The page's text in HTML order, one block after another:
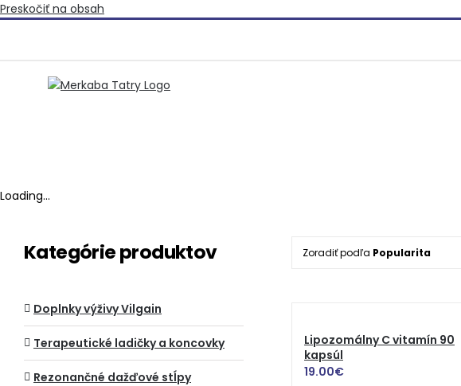
Preskočiť na obsah
Loading...
Zoradiť podľa Popularita
Lipozomálny C vitamín 90
kapsúl
19.00€
Kategórie produktov
Doplnky výživy Vilgain
Terapeutické ladičky a koncovky
Rezonančné dažďové stĺpy